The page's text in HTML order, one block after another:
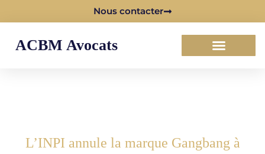
Nous contacter
ACBM Avocats
L’INPI annule la marque Gangbang à